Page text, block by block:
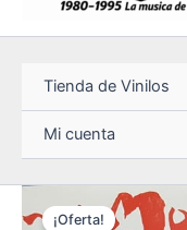
Tienda de Vinilos
Mi cuenta
¡Oferta!